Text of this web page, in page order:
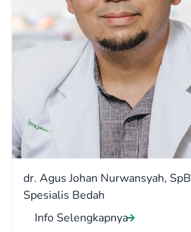
dr. Agus Johan Nurwansyah, SpB
Spesialis Bedah
Info Selengkapnya